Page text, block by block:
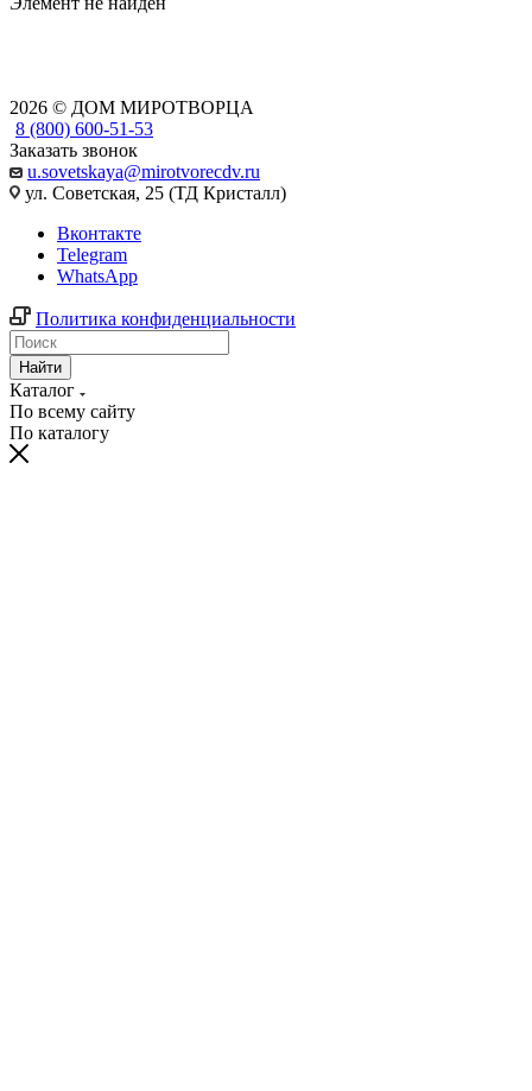
2026 © ДОМ МИРОТВОРЦА
8 (800) 600-51-53
Заказать звонок
u.sovetskaya@mirotvorecdv.ru
ул. Советская, 25 (ТД Кристалл)
Вконтакте
Telegram
WhatsApp
Политика конфиденциальности
Найти
Каталог
По всему сайту
По каталогу